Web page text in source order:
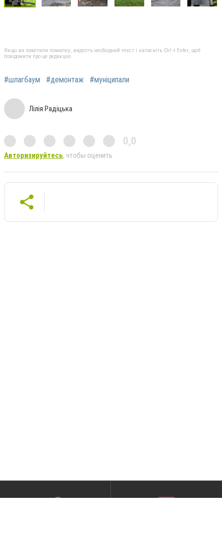
Якщо ви помітили помилку, виділіть необхідний текст і натисніть Ctrl + Enter, щоб
повідомити про це редакцію
#шлагбаум #демонтаж #муніципали
Лілія Радіцька
0,0
Авторизируйтесь, чтобы оценить